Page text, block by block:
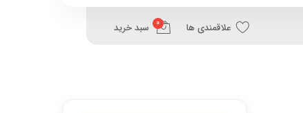
علاقمندی ها 0 سبد خرید